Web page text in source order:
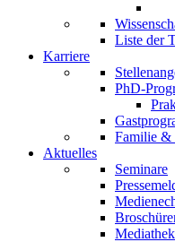
Liste der
Karriere
PhD-
Familie &
Aktuelles
Seminare
Mediathek